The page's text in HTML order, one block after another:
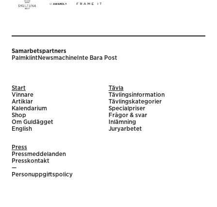
Samarbetspartners
PalmklintNewsmachine Inte Bara Post
Start
Vinnare
Artiklar
Kalendarium
Shop
Om Guldägget
English
Tävla
Tävlingsinformation
Tävlingskategorier
Specialpriser
Frågor & svar
Inlämning
Juryarbetet
Press
Pressmeddelanden
Presskontakt
—
Personuppgiftspolicy